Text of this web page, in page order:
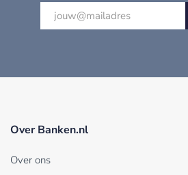
Over Banken.nl
Over ons